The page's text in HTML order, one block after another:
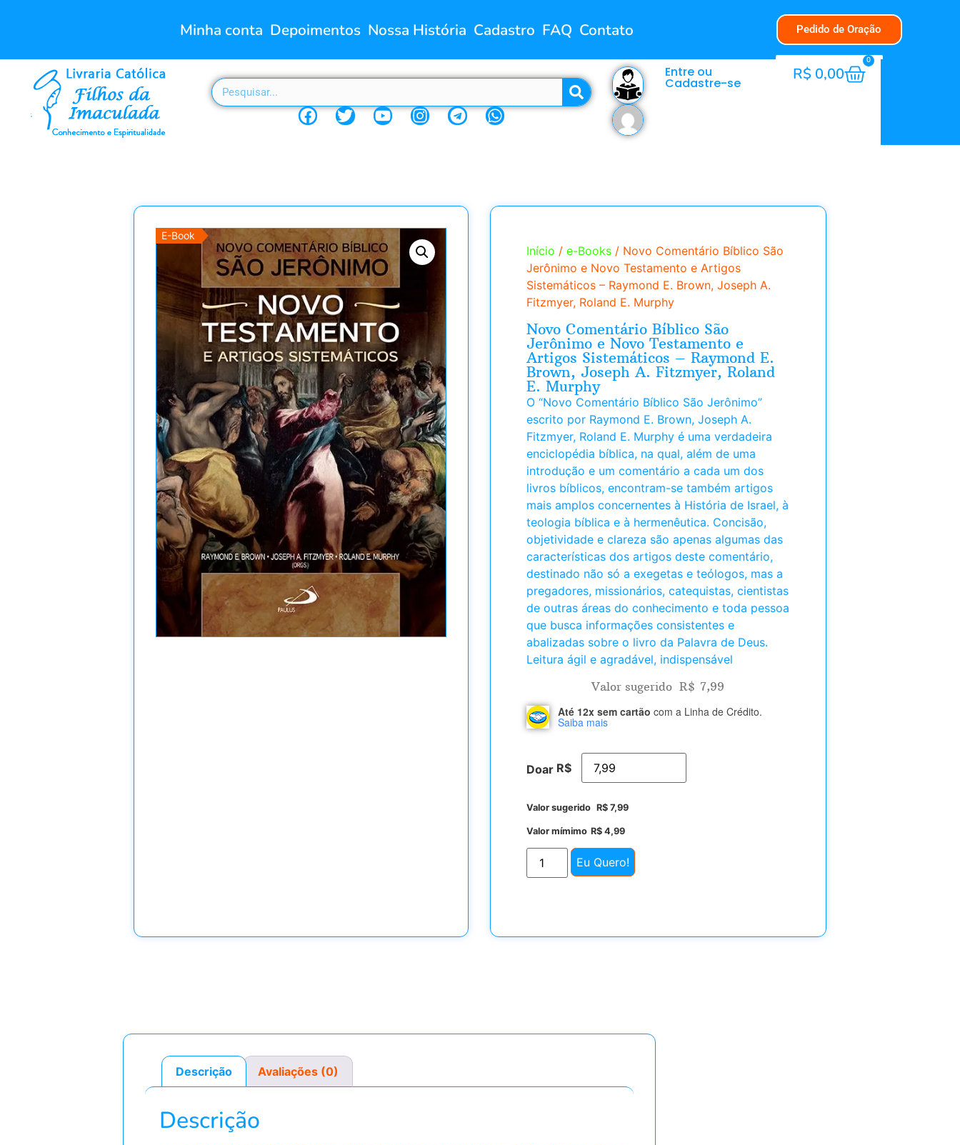
Minha conta Depoimentos Nossa História Cadastro FAQ Contato Pedido de Oração
Entre ou
Cadastre-se R$0,00
0
E-Book
Início / e-Books/ Novo Comentário Bíblico São
Jerônimo e Novo Testamento e Artigos
Sistemáticos – Raymond E. Brown, Joseph A.
Fitzmyer, Roland E. Murphy
Novo Comentário Bíblico São
Jerônimo e Novo Testamento e
Artigos Sistemáticos – Raymond E.
Brown, Joseph A. Fitzmyer, Roland
E. Murphy
O “Novo Comentário Bíblico São Jerônimo”
escrito por Raymond E. Brown, Joseph A.
Fitzmyer, Roland E. Murphy é uma verdadeira
enciclopédia bíblica, na qual, além de uma
introdução e um comentário a cada um dos
livros bíblicos, encontram-se também artigos
mais amplos concernentes à História de Israel, à
teologia bíblica e à hermenêutica. Concisão,
objetividade e clareza são apenas algumas das
características dos artigos deste comentário,
destinado não só a exegetas e teólogos, mas a
pregadores, missionários, catequistas, cientistas
de outras áreas do conhecimento e toda pessoa
que busca informações consistentes e
abalizadas sobre o livro da Palavra de Deus.
Leitura ágil e agradável, indispensável
Valor sugerido R$ 7,99
Até 12x sem cartão com a Linha de Crédito.
Saiba mais
Doar R$
Valor sugerido R$7,99
Valor mímimo R$4,99
Eu Quero!
Descrição Avaliações (0)
Descrição